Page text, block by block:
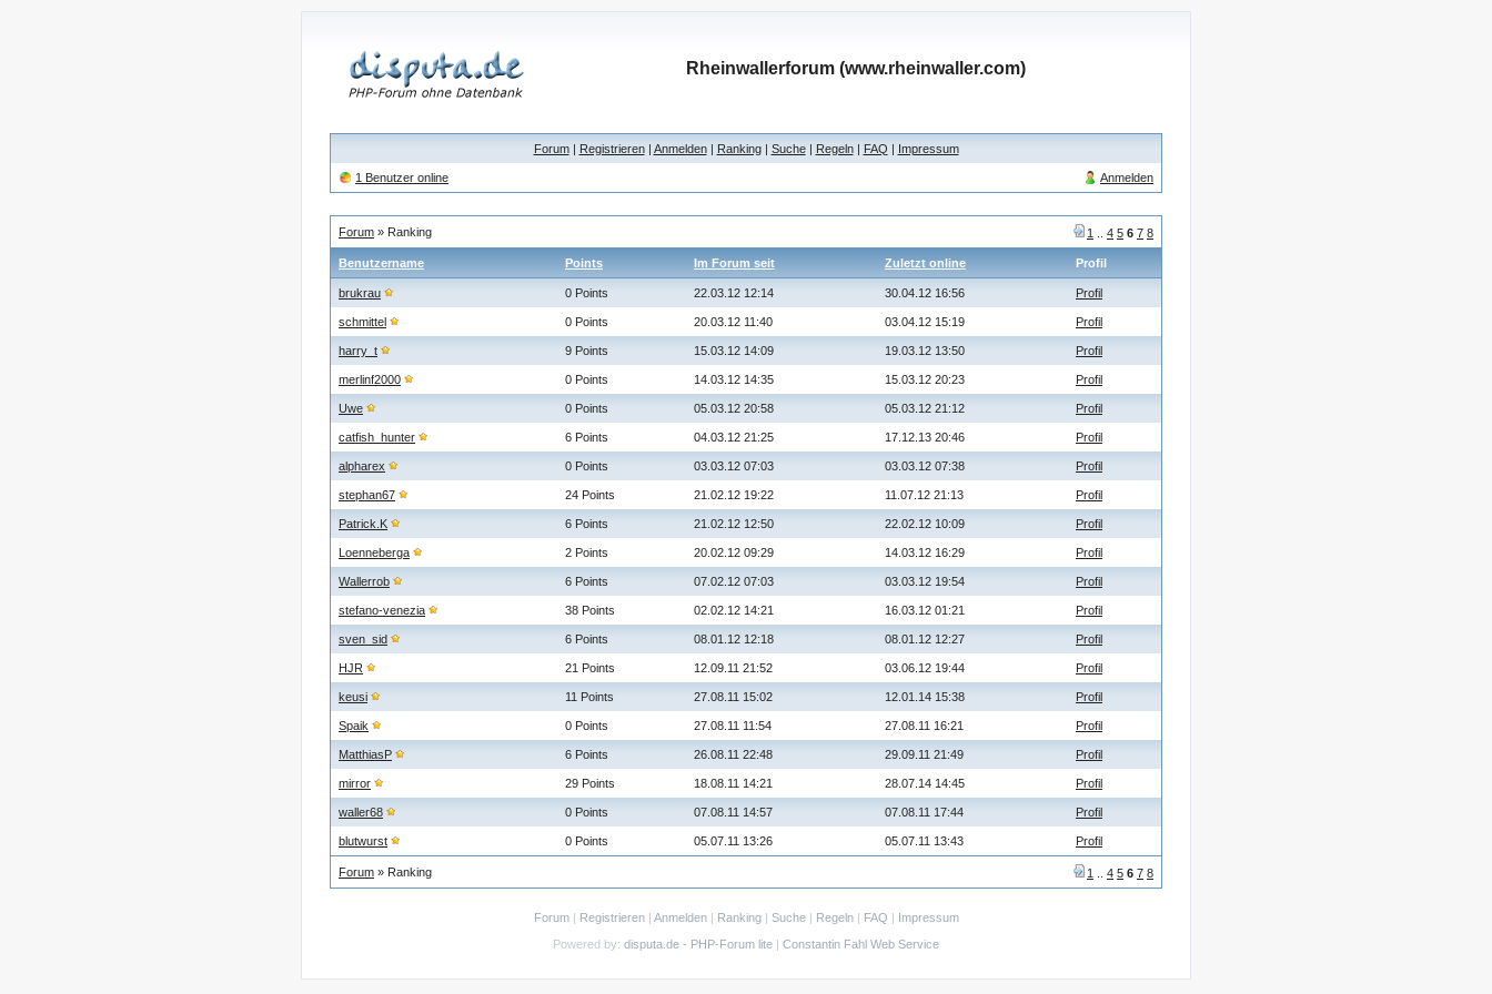
Rheinwallerforum (www.rheinwaller.com)
Forum| Registrieren| Anmelden| Ranking| Suche| Regeln| FAQ | Impressum
1 Benutzer online Anmelden
Forum » Ranking 1 4 5 6 7 8
Benutzername Points Im Forum seit Zuletzt online Profil
brukrau 0 Points 22.03.12 12:14 30.04.12 16:56 Profil
schmittel 0 Points 20.03.12 11:40 03.04.12 15:19 Profil
harry_t 9 Points 15.03.12 14:09 19.03.12 13:50 Profil
merlinf2000 0 Points 14.03.12 14:35 15.03.12 20:23 Profil
Uwe 0 Points 05.03.12 20:58 05.03.12 21:12 Profil
catfish_hunter 6 Points 04.03.12 21:25 17.12.13 20:46 Profil
alpharex 0 Points 03.03.12 07:03 03.03.12 07:38 Profil
stephan67 24 Points 21.02.12 19:22 11.07.12 21:13 Profil
Patrick.K 6 Points 21.02.12 12:50 22.02.12 10:09 Profil
Loenneberga 2 Points 20.02.12 09:29 14.03.12 16:29 Profil
Wallerrob 6 Points 07.02.12 07:03 03.03.12 19:54 Profil
stefano-venezia 38 Points 02.02.12 14:21 16.03.12 01:21 Profil
sven_sid 6 Points 08.01.12 12:18 08.01.12 12:27 Profil
HJR 21 Points 12.09.11 21:52 03.06.12 19:44 Profil
keusi 11 Points 27.08.11 15:02 12.01.14 15:38 Profil
Spaik 0 Points 27.08.11 11:54 27.08.11 16:21 Profil
MatthiasP 6 Points 26.08.11 22:48 29.09.11 21:49 Profil
mirror 29 Points 18.08.11 14:21 28.07.14 14:45 Profil
waller68 0 Points 07.08.11 14:57 07.08.11 17:44 Profil
blutwurst 0 Points 05.07.11 13:26 05.07.11 13:43 Profil
Forum » Ranking 1 4 5 6 7 8
Forum| Registrieren| Anmelden| Ranking| Suche| Regeln| FAQ | Impressum
Powered by: disputa.de - PHP-Forum lite | Constantin Fahl Web Service